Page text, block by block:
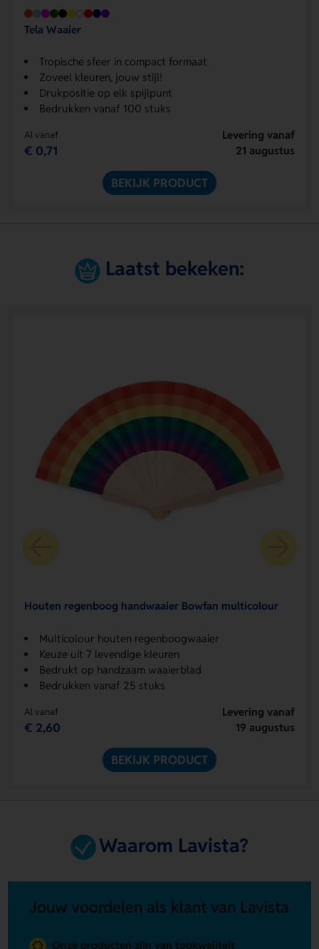
Tela Waaier
Tropische sfeer in compact formaat
Zoveel kleuren, jouw stijl!
Drukpositie op elk spijlpunt
Bedrukken vanaf 100 stuks
Al vanaf
€ 0,71
Levering vanaf
21 augustus
BEKIJK PRODUCT
Laatst bekeken:
Houten regenboog handwaaier Bowfan multicolour
Multicolour houten regenboogwaaier
Keuze uit 7 levendige kleuren
Bedrukt op handzaam waaierblad
Bedrukken vanaf 25 stuks
Al vanaf
€ 2,60
Levering vanaf
19 augustus
BEKIJK PRODUCT
Waarom Lavista?
Jouw voordelen als klant van Lavista
Onze producten zijn van topkwaliteit